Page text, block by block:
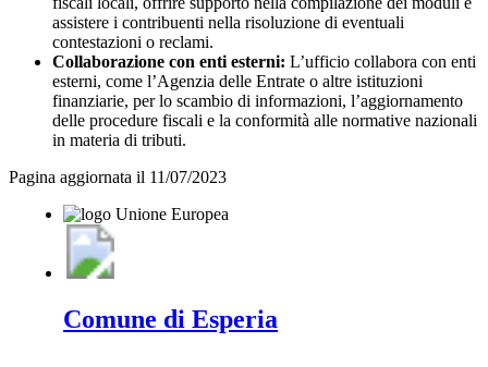
assistere i contribuenti nella risoluzione di eventuali
contestazioni o reclami.
Collaborazione con enti esterni: L’ufficio collabora con enti
esterni, come l’Agenzia delle Entrate o altre istituzioni
finanziarie, per lo scambio di informazioni, l’aggiornamento
delle procedure fiscali e la conformità alle normative nazionali
in materia di tributi.
Pagina aggiornata il 11/07/2023
Comune di Esperia